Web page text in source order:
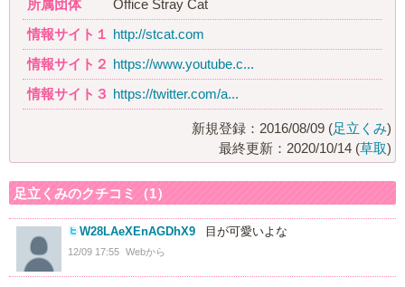
所属団体
Office Stray Cat
情報サイト１ http://stcat.com
情報サイト２ https://www.youtube.c...
情報サイト３ https://twitter.com/a...
新規登録：2016/08/09 (足立くみ)
最終更新：2020/10/14 (草取)
足立くみのクチコミ（1）
W28LAeXEnAGDhX9 目が可愛いよな
12/09 17:55 Webから